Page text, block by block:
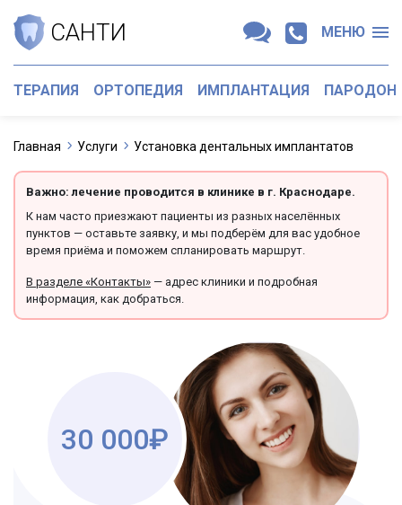
САНТИ МЕНЮ
ТЕРАПИЯ ОРТОПЕДИЯ ИМПЛАНТАЦИЯ
Главная Услуги Установка дентальных имплантатов
Важно: лечение проводится в клинике в г. Краснодаре.
К нам часто приезжают пациенты из разных населённых
пунктов — оставьте заявку, и мы подберём для вас удобное
время приёма и поможем спланировать маршрут.
В разделе «Контакты» — адрес клиники и подробная
информация, как добраться.
30 000₽